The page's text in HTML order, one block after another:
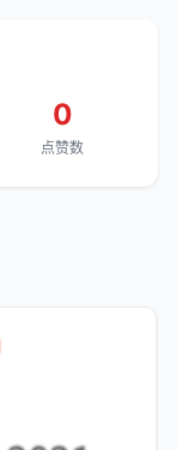
0
点赞数